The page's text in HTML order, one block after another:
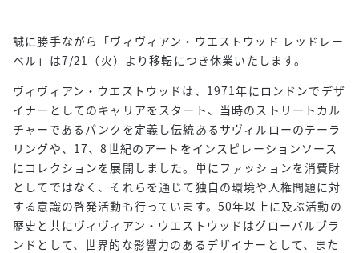
誠に勝手ながら「ヴィヴィアン・ウエストウッド レッドレー
ベル」は7/21（火）より移転につき休業いたします。
ヴィヴィアン・ウエストウッドは、1971年にロンドンでデザ
イナーとしてのキャリアをスタート、当時のストリートカル
チャーであるパンクを定義し伝統あるサヴィルローのテーラ
リングや、17、8世紀のアートをインスピレーションソース
にコレクションを展開しました。単にファッションを消費財
としてではなく、それらを通じて独自の環境や人権問題に対
する意識の啓発活動も行っています。50年以上に及ぶ活動の
歴史と共にヴィヴィアン・ウエストウッドはグローバルブラ
ンドとして、世界的な影響力のあるデザイナーとして、また